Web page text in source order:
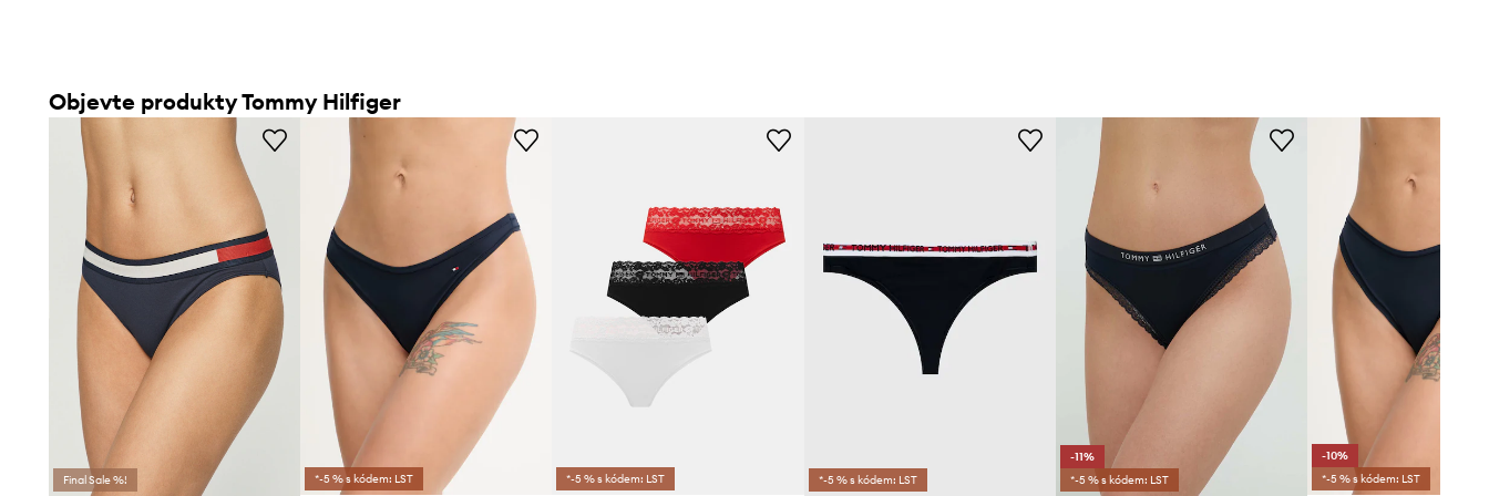
Objevte produkty Tommy Hilfiger
Final Sale %! *-5 % s kódem: LST *-5 % s kódem: LST *-5 % s kódem: LST
-11%
*-5 % s kódem: LST
-10%
*-5 % s kódem: LST